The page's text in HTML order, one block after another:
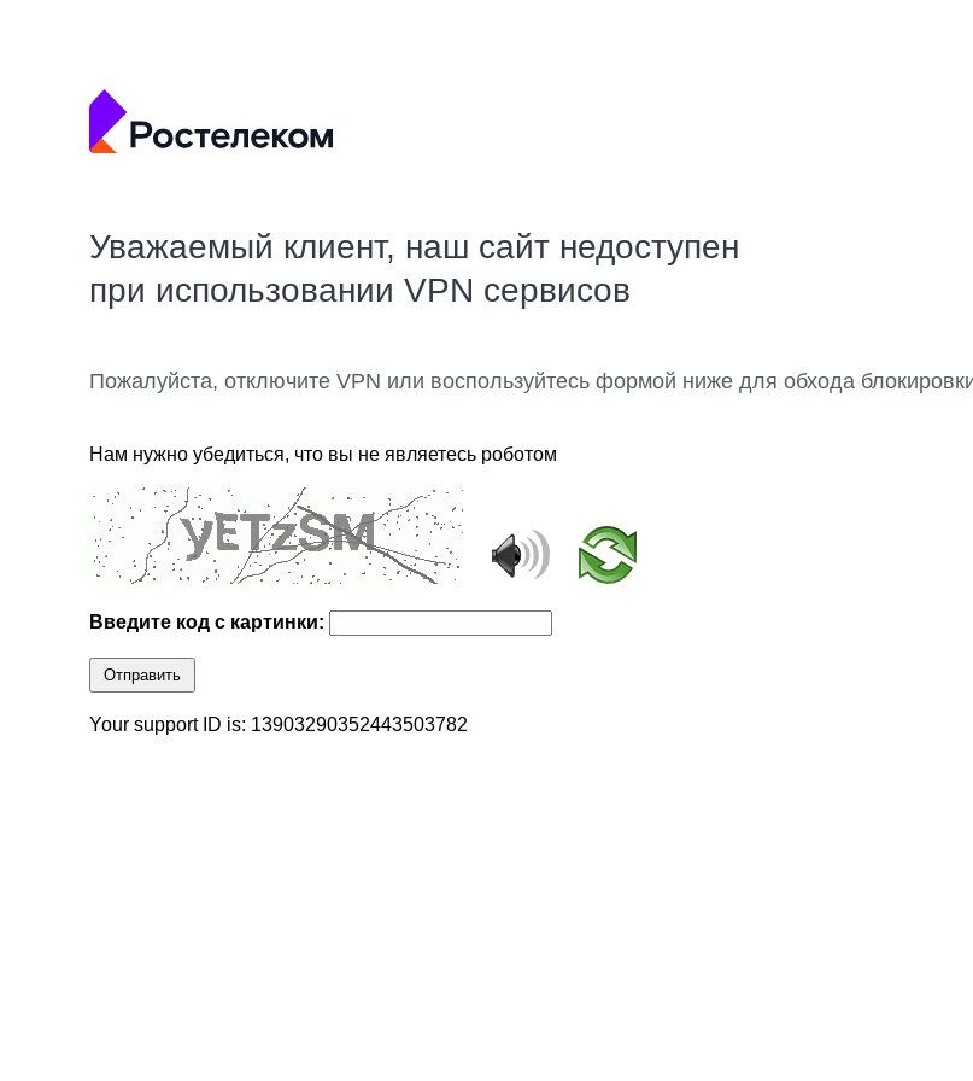
Уважаемый клиент, наш сайт недоступен
при использовании VPN сервисов
Пожалуйста, отключите VPN или воспользуйтесь формой ниже для обхода
Нам нужно убедиться, что вы не являетесь роботом
Введите код с картинки:
Отправить
Your support ID is: 13903290352443503782